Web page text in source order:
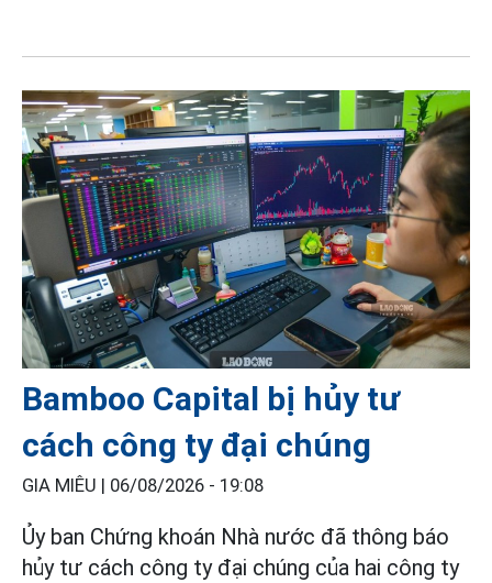
Bamboo Capital bị hủy tư
cách công ty đại chúng
GIA MIÊU | 06/08/2026 - 19:08
Ủy ban Chứng khoán Nhà nước đã thông báo
hủy tư cách công ty đại chúng của hai công ty